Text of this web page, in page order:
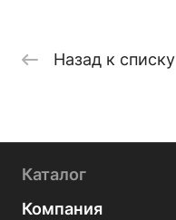
Назад к списку
Каталог
Компания